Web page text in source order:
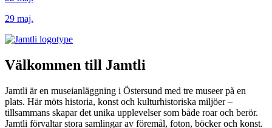
29 maj.
Välkommen till Jamtli
Jamtli är en museianläggning i Östersund med tre museer på en
plats. Här möts historia, konst och kulturhistoriska miljöer –
tillsammans skapar det unika upplevelser som både roar och berör.
Jamtli förvaltar stora samlingar av föremål, foton, böcker och konst.